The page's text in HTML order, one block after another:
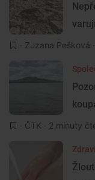
· Zuzana Pešková
· ČTK · 2 minuty